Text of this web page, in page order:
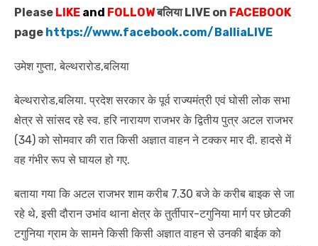
Please LIKE and FOLLOWबलिया LIVE on FACEBOOK
page https://www.facebook.com/BalliaLIVE
उमेश गुप्ता, बेल्थरारोड,बलिया
बेल्थरारोड,बलिया. प्रदेश सरकार के पूर्व राज्यमंत्री एवं घोसी लोक सभा
क्षेत्र से सांसद रहे स्व. हरि नारायण राजभर के द्वितीय पुत्र अटल राजभर
(34) को सोमवार की रात किसी अज्ञात वाहन ने टक्कर मार दी. हादसे में
वह गंभीर रूप से घायल हो गए.
बताया गया कि अटल राजभर शाम करीब 7.30 बजे के करीब बाइक से जा
रहे थे, इसी दौरान उभांव थाना क्षेत्र के तुर्तीपार-टगुनिया मार्ग पर छोटकी
टगुनिया ग्राम के सामने किसी किसी अज्ञात वाहन से उनकी बाईक को